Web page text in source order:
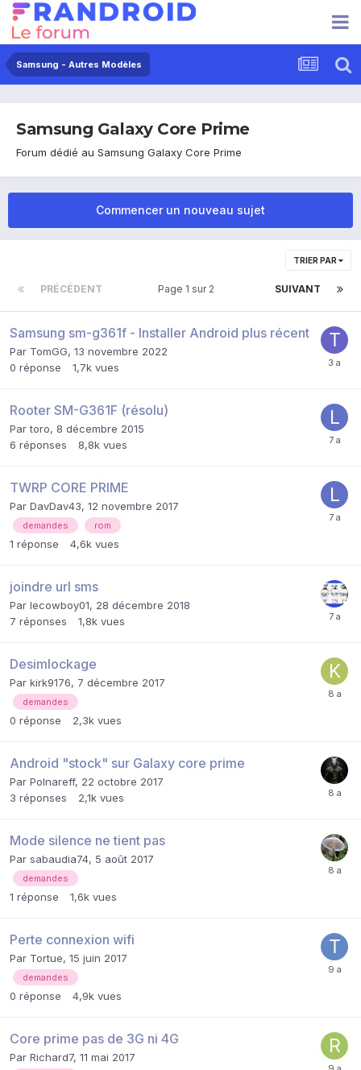
Samsung - Autres Modèles
Samsung Galaxy Core Prime
Forum dédié au Samsung Galaxy Core Prime
Commencer un nouveau sujet
TRIER PAR
PRÉCÉDENT SUIVANT
Page 1 sur 2
Samsung sm-g361f - Installer Android plus récent
Par TomGG, 13 novembre 2022
0 réponse 1,7k vues
Rooter SM-G361F (résolu)
Partoro, 8 décembre 2015
6 réponses 8,8k vues
TWRP CORE PRIME
Par DavDav43, 12 novembre 2017
demandes rom
1 réponse 4,6k vues
joindre url sms
Par lecowboy01, 28 décembre 2018
7 réponses 1,8k vues
Desimlockage
Par kirk9176, 7 décembre 2017
demandes
0 réponse 2,3k vues
Android "stock" sur Galaxy core prime
Par Polnareff, 22 octobre 2017
3 réponses 2,1k vues
Mode silence ne tient pas
Par sabaudia74, 5 août 2017
demandes
1 réponse 1,6k vues
Perte connexion wifi
Par Tortue, 15 juin 2017
demandes
0 réponse 4,9k vues
Core prime pas de 3G ni 4G
Par Richard7, 11 mai 2017